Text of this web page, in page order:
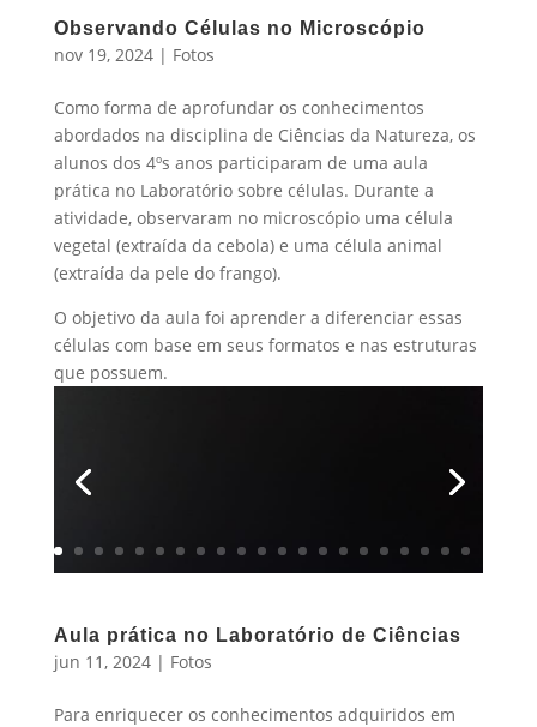
Observando Células no Microscópio
nov 19, 2024| Fotos
Como forma de aprofundar os conhecimentos
abordados na disciplina de Ciências da Natureza, os
alunos dos 4ºs anos participaram de uma aula
prática no Laboratório sobre células. Durante a
atividade, observaram no microscópio uma célula
vegetal (extraída da cebola) e uma célula animal
(extraída da pele do frango).
O objetivo da aula foi aprender a diferenciar essas
células com base em seus formatos e nas estruturas
que possuem.
Aula prática no Laboratório de Ciências
jun 11, 2024| Fotos
Para enriquecer os conhecimentos adquiridos em